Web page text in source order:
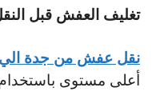
تغليف العفش قبل
نقل عفش من جدة
أعلى مستوى